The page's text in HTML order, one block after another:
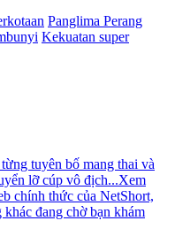
Panglima Perang
Kekuatan super
tuyên bố mang thai và
lỡ cúp vô địch...Xem
chính thức của NetShort,
đang chờ bạn khám